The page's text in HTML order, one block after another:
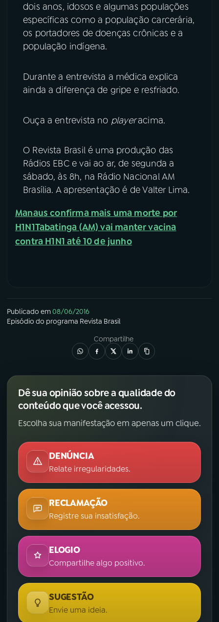
dois anos, idosos e algumas populações
específicas como a população carcerária,
os portadores de doenças crônicas e a
população indígena.
Durante a entrevista a médica explica
ainda a diferença de gripe e resfriado.
Ouça a entrevista no playeracima.
O Revista Brasil é uma produção das
Rádios EBC e vai ao ar, de segunda a
sábado, às 8h, na Rádio Nacional AM
Brasília. A apresentação é de Valter Lima.
Manaus confirma mais uma morte por
H1N1Tabatinga (AM) vai manter vacina
contra H1N1 até 10 de junho
Publicado em08/06/2016
Episódio do programa Revista Brasil
Compartilhe
Dê sua opinião sobre a qualidade do
conteúdo que você acessou.
Escolha sua manifestação em apenas um clique.
DENÚNCIA
Relate irregularidades.
RECLAMAÇÃO
Registre sua insatisfação.
ELOGIO
Compartilhe algo positivo.
SUGESTÃO
Envie uma ideia.